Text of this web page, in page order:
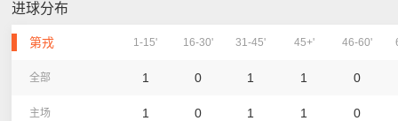
进球分布
第戎 1-15' 16-30' 31-45' 45+' 46-60'
全部 1 0 1 1 0
主场 1 0 1 1 0